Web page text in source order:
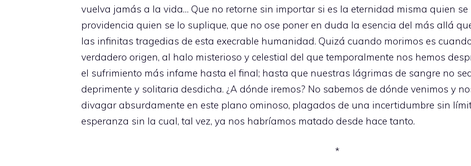
vuelva jamás a la vida… Que no retorne sin importar si es la eternidad misma quien
providencia quien se lo suplique, que no ose poner en duda la esencia del más allá
las infinitas tragedias de esta execrable humanidad. Quizá cuando morimos es
verdadero origen, al halo misterioso y celestial del que temporalmente nos hemos
el sufrimiento más infame hasta el final; hasta que nuestras lágrimas de sangre no
deprimente y solitaria desdicha. ¿A dónde iremos? No sabemos de dónde venimos y
divagar absurdamente en este plano ominoso, plagados de una incertidumbre sin
esperanza sin la cual, tal vez, ya nos habríamos matado desde hace tanto.
*